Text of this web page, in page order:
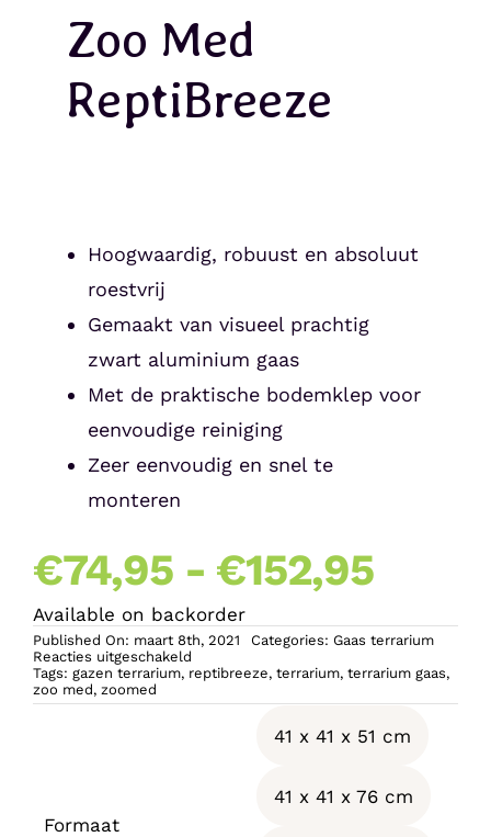
Zoo Med
ReptiBreeze
Hoogwaardig, robuust en absoluut
roestvrij
Gemaakt van visueel prachtig
zwart aluminium gaas
Met de praktische bodemklep voor
eenvoudige reiniging
Zeer eenvoudig en snel te
monteren
€74,95 - €152,95
tot
Available on backorder
Published On: maart 8th, 2021 Categories: Gaas terrarium
Reacties uitgeschakeldvoor
Zoo
ReptiBreeze
Tags: gazen terrarium, reptibreeze, terrarium, terrarium gaas,
zoo med, zoomed
Formaat
41 x 41 x 51 cm
41 x 41 x 76 cm